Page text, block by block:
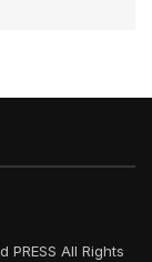
All Rights